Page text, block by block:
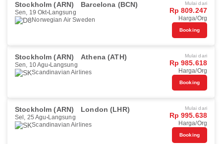
Stockholm (ARN) Barcelona (BCN)
Sen, 19 Okt Langsung
Norwegian Air Sweden
Mulai dari
Rp 809.247
Harga/Org
Booking
Stockholm (ARN) Athena (ATH)
Sen, 10 Agu Langsung
Scandinavian Airlines
Mulai dari
Rp 985.618
Harga/Org
Booking
Stockholm (ARN) London (LHR)
Sel, 25 Agu Langsung
Scandinavian Airlines
Mulai dari
Rp 995.638
Harga/Org
Booking